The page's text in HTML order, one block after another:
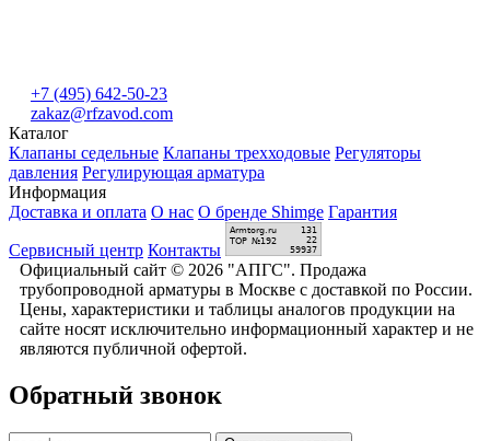
+7 (495) 642-50-23
zakaz@rfzavod.com
Каталог
Клапаны седельные Клапаны трехходовые Регуляторы
давления Регулирующая арматура
Информация
Доставка и оплата О нас О бренде Shimge Гарантия
Сервисный центр Контакты
Официальный сайт © 2026 "АПГС". Продажа
трубопроводной арматуры в Москве с доставкой по России.
Цены, характеристики и таблицы аналогов продукции на
сайте носят исключительно информационный характер и не
являются публичной офертой.
Обратный звонок